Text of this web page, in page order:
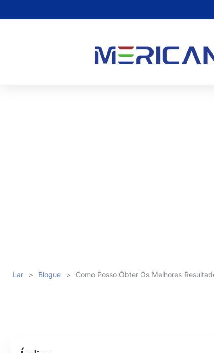
Como Posso Obter
Lar > Blogue > Como Posso Obter Os Melhores